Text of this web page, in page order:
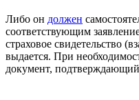
Либо он должен
соответствующим
страховое свидетельство
выдается. При
документ,